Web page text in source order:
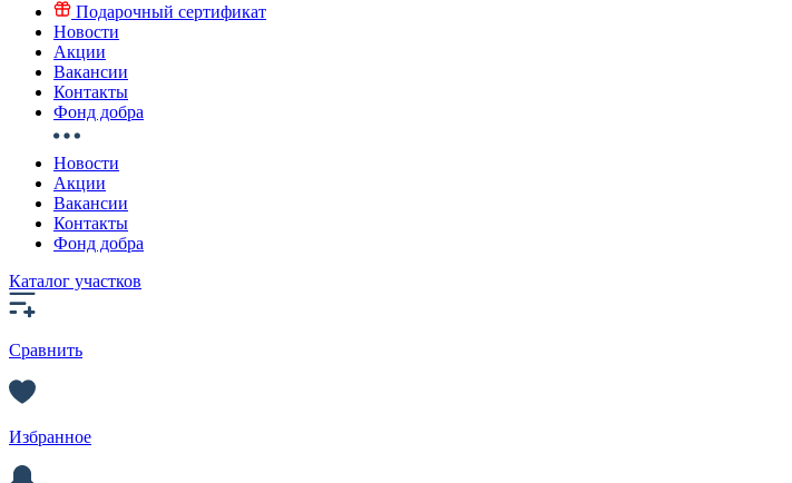
Подарочный сертификат
Новости
Акции
Вакансии
Контакты
Фонд добра
Новости
Акции
Вакансии
Контакты
Фонд добра
Каталог участков
Сравнить
Избранное